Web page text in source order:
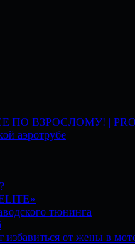
ПО ВЗРОСЛОМУ! |
аэротрубе
тюнинга
от жены в